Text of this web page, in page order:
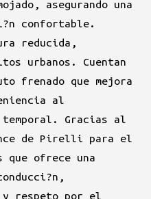
$675.900.asegurando una
confortable.
reducida,
urbanos. Cuentan
frenado que mejora
al
Gracias al
de Pirelli para el
que ofrece una
y respeto por el